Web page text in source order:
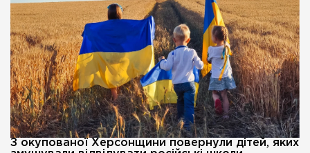
З окупованої Херсонщини повернули дітей, яких